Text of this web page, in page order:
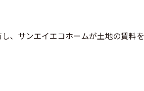
、サンエイエコホームが土地の賃料